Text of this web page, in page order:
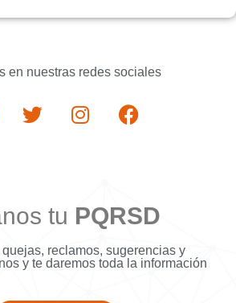
en nuestras redes sociales
tu PQRSD
reclamos, sugerencias y
y te daremos toda la información